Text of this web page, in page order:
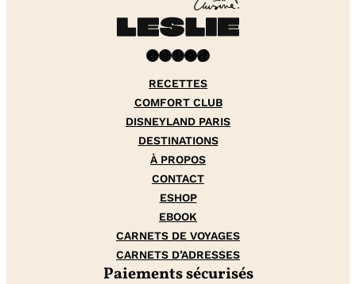
Facebook InstagramPinterest YouTube TikTok
RECETTES
COMFORT CLUB
DISNEYLAND PARIS
DESTINATIONS
À PROPOS
CONTACT
ESHOP
EBOOK
CARNETS DE VOYAGES
CARNETS D’ADRESSES
Paiements sécurisés